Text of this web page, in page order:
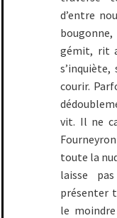
d’entre
gémit, rit
courir.
vit. Il ne
toute la
laisse
présenter
le